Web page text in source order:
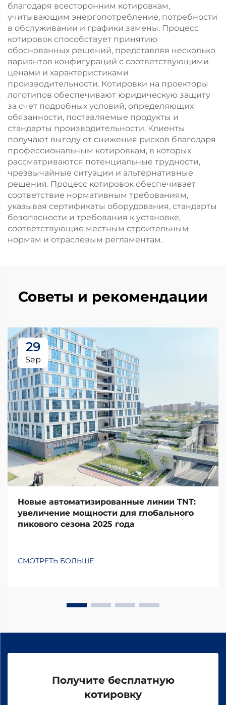
благодаря всесторонним котировкам,
учитывающим энергопотребление, потребности
в обслуживании и графики замены. Процесс
котировок способствует принятию
обоснованных решений, представляя несколько
вариантов конфигураций с соответствующими
ценами и характеристиками
производительности. Котировки на проекторы
логотипов обеспечивают юридическую защиту
за счет подробных условий, определяющих
обязанности, поставляемые продукты и
стандарты производительности. Клиенты
получают выгоду от снижения рисков благодаря
профессиональным котировкам, в которых
рассматриваются потенциальные трудности,
чрезвычайные ситуации и альтернативные
решения. Процесс котировок обеспечивает
соответствие нормативным требованиям,
указывая сертификаты оборудования, стандарты
безопасности и требования к установке,
соответствующие местным строительным
нормам и отраслевым регламентам.
Советы и рекомендации
29
Sep
Новые автоматизированные линии TNT:
увеличение мощности для глобального
пикового сезона 2025 года
СМОТРЕТЬ БОЛЬШЕ
Получите бесплатную
котировку